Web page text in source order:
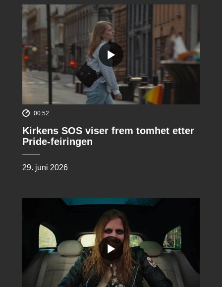
00:52
Kirkens SOS viser frem tomhet etter
Pride-feiringen
29. juni 2026